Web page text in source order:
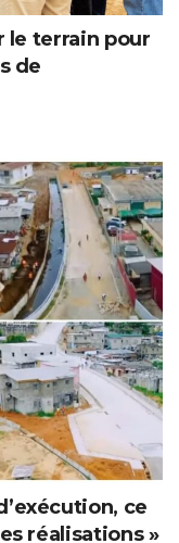
le terrain pour
de
ce
réalisations »